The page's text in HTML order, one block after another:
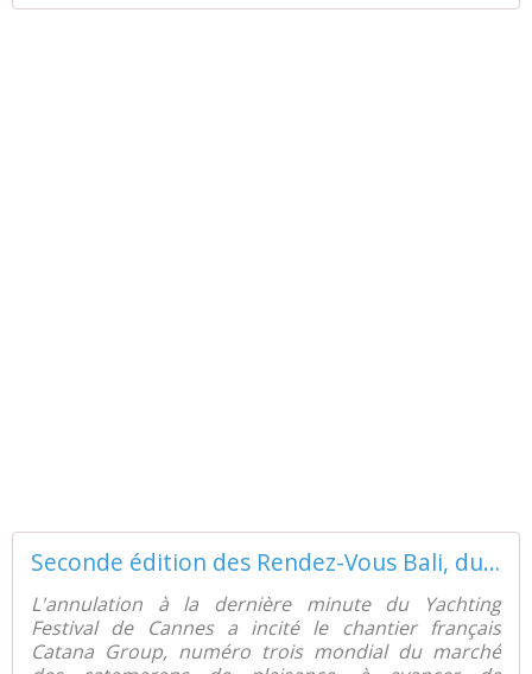
Seconde édition des Rendez-Vous Bali, du 8 au 14 Septembre, à Canet en Roussillon - ActuNautique.com
L'annulation à la dernière minute du Yachting
Festival de Cannes a incité le chantier français
Catana Group, numéro trois mondial du marché